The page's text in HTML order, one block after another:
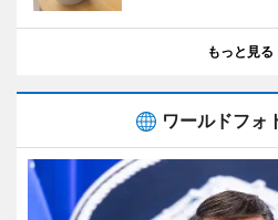
もっと見る
ワールドフォ